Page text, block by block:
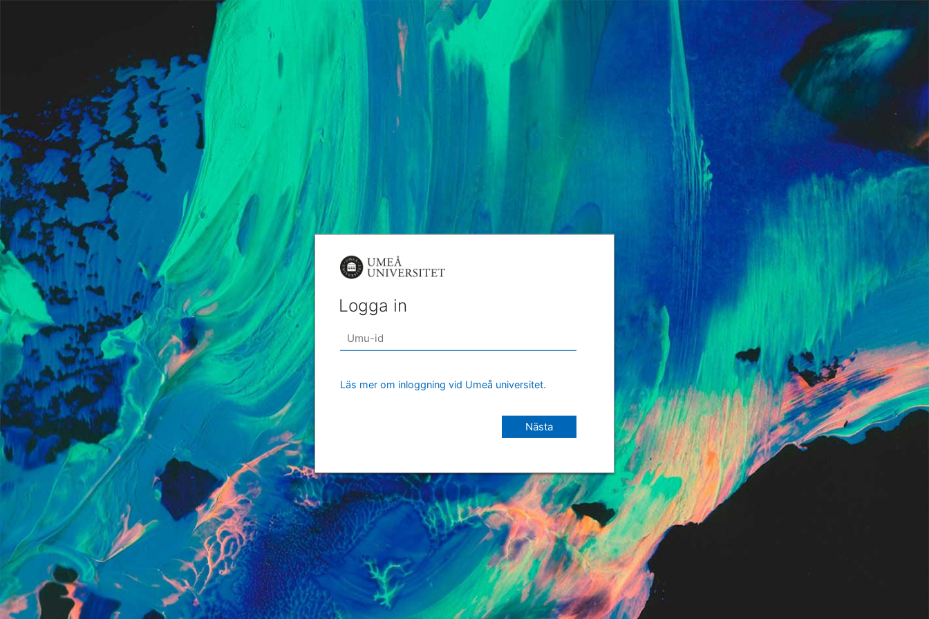
Logga in
Läs mer om inloggning vid Umeå universitet.
Nästa